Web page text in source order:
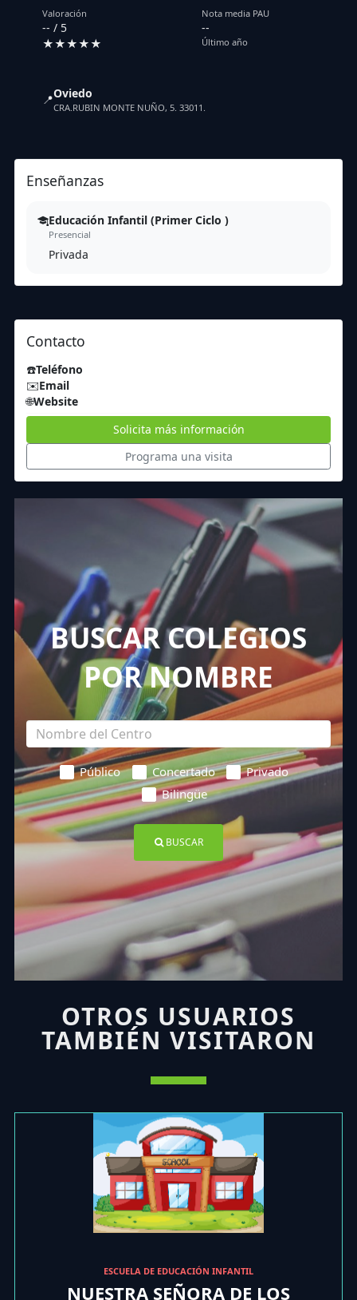
Valoración
-- / 5
★★★★★
Nota media PAU
--
Último año
📍Oviedo
CRA.RUBIN MONTE NUÑO, 5. 33011.
Enseñanzas
Educación Infantil (Primer Ciclo )
Presencial
Privada
Contacto
☎️Teléfono
✉️Email
🌐Website
Solicita más información
Programa una visita
BUSCAR COLEGIOS
POR NOMBRE
Público Concertado
Privado
Bilingüe
BUSCAR
OTROS USUARIOS
TAMBIÉN VISITARON
ESCUELA DE EDUCACIÓN INFANTIL
NUESTRA SEÑORA DE LOS